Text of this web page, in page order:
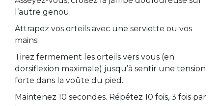
l’autre genou.
Attrapez vos orteils avec une serviette ou vos
mains.
Tirez fermement les orteils vers vous (en
dorsiflexion maximale) jusqu’à sentir une tension
forte dans la voûte du pied.
Maintenez 10 secondes. Répétez 10 fois, 3 fois par